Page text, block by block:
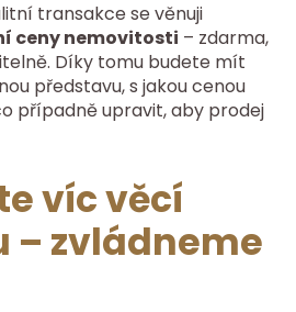
transakce se věnuji
ceny nemovitosti – zdarma,
Díky tomu budete mít
představu, s jakou cenou
případně upravit, aby prodej
víc věcí
– zvládneme